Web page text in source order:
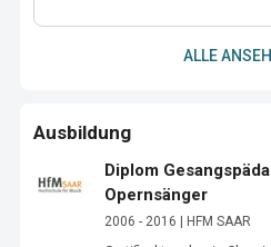
ALLE
Ausbildung
Diplom
Opernsänger
2006 - 2016 | HFM SAAR